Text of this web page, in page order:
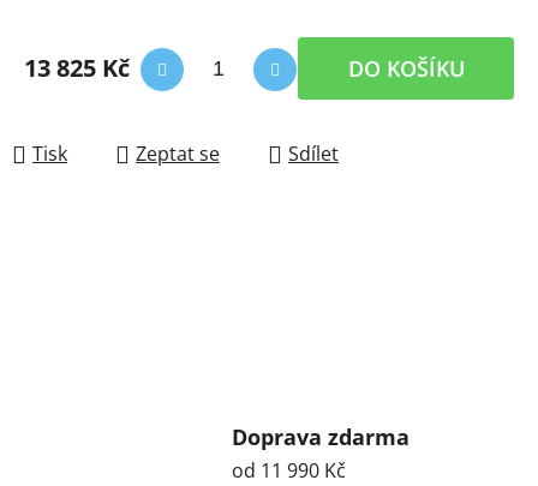
13 825 Kč DO KOŠÍKU
Tisk Zeptat se Sdílet
Doprava zdarma
od 11 990 Kč